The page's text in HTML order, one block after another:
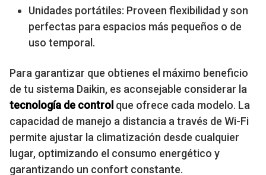
Unidades portátiles: Proveen flexibilidad y son
perfectas para espacios más pequeños o de
uso temporal.
Para garantizar que obtienes el máximo beneficio
de tu sistema Daikin, es aconsejable considerar la
tecnología de control que ofrece cada modelo. La
capacidad de manejo a distancia a través de Wi-Fi
permite ajustar la climatización desde cualquier
lugar, optimizando el consumo energético y
garantizando un confort constante.